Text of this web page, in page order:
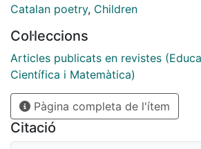
què parlem quan ens referim a la
poesia, quins són els principals trets
actual d'aquesta poesia en llengua
Catalan poetry, Children
Col·leccions
Articles publicats en revistes
Científica i Matemàtica)
Pàgina completa de l'ítem
Citació